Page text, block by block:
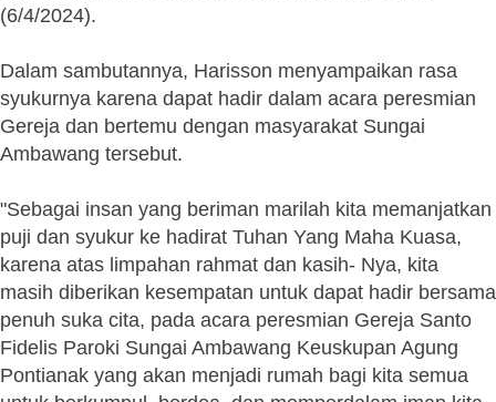
(6/4/2024).
Dalam sambutannya, Harisson menyampaikan rasa
syukurnya karena dapat hadir dalam acara peresmian
Gereja dan bertemu dengan masyarakat Sungai
Ambawang tersebut.
"Sebagai insan yang beriman marilah kita memanjatkan
puji dan syukur ke hadirat Tuhan Yang Maha Kuasa,
karena atas limpahan rahmat dan kasih- Nya, kita
masih diberikan kesempatan untuk dapat hadir bersama
penuh suka cita, pada acara peresmian Gereja Santo
Fidelis Paroki Sungai Ambawang Keuskupan Agung
Pontianak yang akan menjadi rumah bagi kita semua